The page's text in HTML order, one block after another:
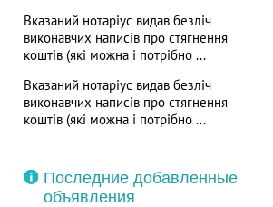
Вказаний нотаріус видав безліч
виконавчих написів про стягнення
коштів (які можна і потрібно ...
Вказаний нотаріус видав безліч
виконавчих написів про стягнення
коштів (які можна і потрібно ...
Последние добавленные
объявления